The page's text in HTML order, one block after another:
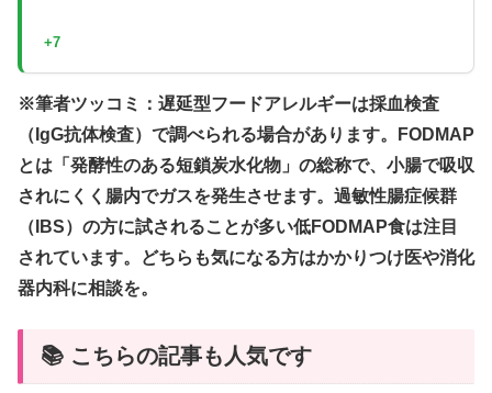
+7
※筆者ツッコミ：遅延型フードアレルギーは採血検査
（IgG抗体検査）で調べられる場合があります。FODMAP
とは「発酵性のある短鎖炭水化物」の総称で、小腸で吸収
されにくく腸内でガスを発生させます。過敏性腸症候群
（IBS）の方に試されることが多い低FODMAP食は注目
されています。どちらも気になる方はかかりつけ医や消化
器内科に相談を。
📚 こちらの記事も人気です